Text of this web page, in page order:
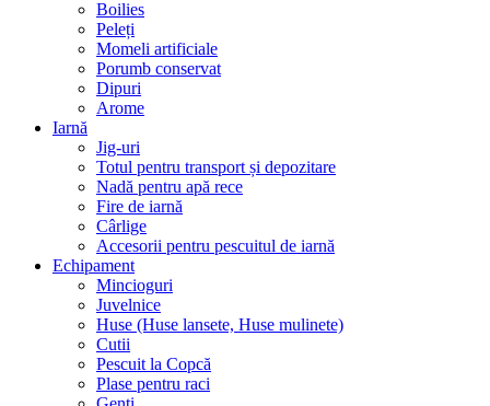
Boilies
Peleți
Momeli artificiale
Porumb conservat
Dipuri
Arome
Iarnă
Jig-uri
Totul pentru transport și depozitare
Nadă pentru apă rece
Fire de iarnă
Cârlige
Accesorii pentru pescuitul de iarnă
Echipament
Mincioguri
Juvelnice
Huse (Huse lansete, Huse mulinete)
Cutii
Pescuit la Copcă
Plase pentru raci